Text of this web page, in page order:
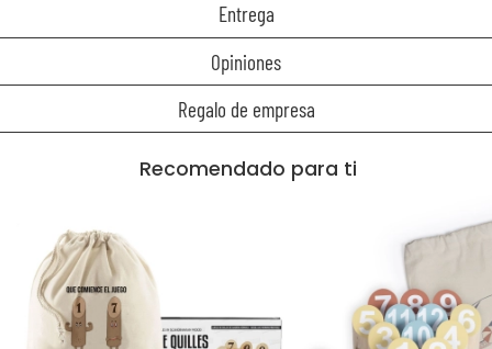
Entrega
Opiniones
Regalo de empresa
Recomendado para ti